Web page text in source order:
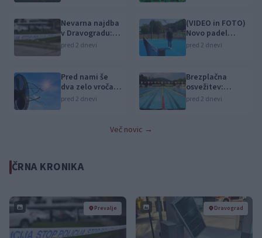
Nevarna najdba
v Dravogradu:
Odstranili 88-
pred 2 dnevi
(VIDEO in FOTO)
Novo padel
igrišče v
prvega servisa
začne
pred 2 dnevi
Pred nami še
dva zelo vroča
dneva, v petek
pred 2 dnevi
Brezplačna
osvežitev:
Skočite v bazen
pred 2 dnevi
Več novic →
ČRNA KRONIKA
Prevalje Dravograd